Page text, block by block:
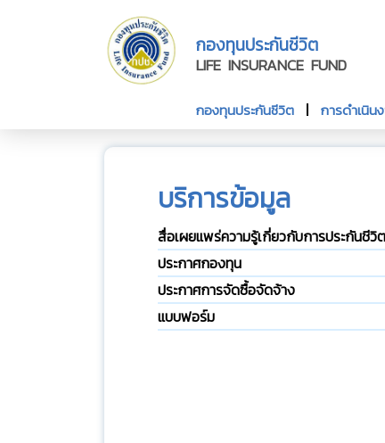
กองทุนประกันชีวิต
LIFE INSURANCE FUND
กองทุนประกันชีวิต การดำเนิน
บริการข้อมูล
สื่อเผยแพร่ความรู้เกี่ยวกับการประกันชีวิต
ประกาศกองทุน
ประกาศการจัดซื้อจัดจ้าง
แบบฟอร์ม